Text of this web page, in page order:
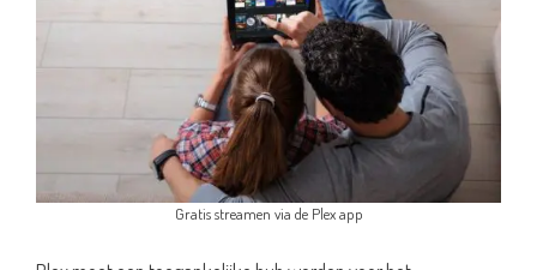
Gratis streamen via de Plex app